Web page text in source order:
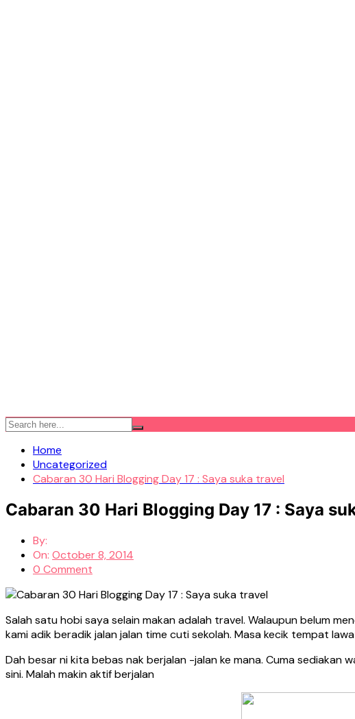
Home
Uncategorized
Cabaran 30 Hari Blogging Day 17 : Saya suka travel
Cabaran 30 Hari Blogging Day 17 : Saya
By:
On: October 8, 2014
0 Comment
Salah satu hobi saya selain makan adalah travel. Walaupun belum
kami adik beradik jalan jalan time cuti sekolah. Masa kecik tempat
Dah besar ni kita bebas nak berjalan -jalan ke mana. Cuma sediakan
sini. Malah makin aktif berjalan